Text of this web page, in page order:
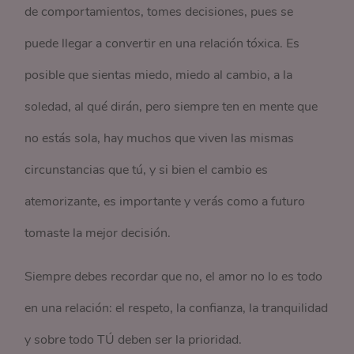
de comportamientos, tomes decisiones, pues se
puede llegar a convertir en una relación tóxica. Es
posible que sientas miedo, miedo al cambio, a la
soledad, al qué dirán, pero siempre ten en mente que
no estás sola, hay muchos que viven las mismas
circunstancias que tú, y si bien el cambio es
atemorizante, es importante y verás como a futuro
tomaste la mejor decisión.
Siempre debes recordar que no, el amor no lo es todo
en una relación: el respeto, la confianza, la tranquilidad
y sobre todo TÚ deben ser la prioridad.